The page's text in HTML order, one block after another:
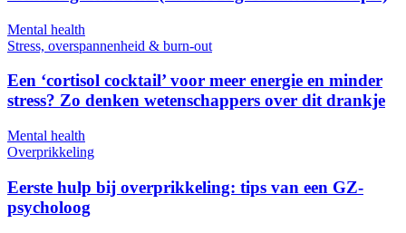
Mental health
Stress, overspannenheid & burn-out
Een ‘cortisol cocktail’ voor meer energie en minder
stress? Zo denken wetenschappers over dit drankje
Mental health
Overprikkeling
Eerste hulp bij overprikkeling: tips van een GZ-
psycholoog